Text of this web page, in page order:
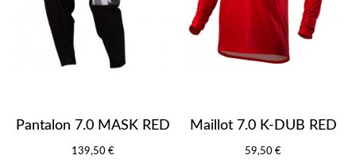
Pantalon 7.0 MASK RED
139,50 €
Maillot 7.0 K-DUB RED
59,50 €